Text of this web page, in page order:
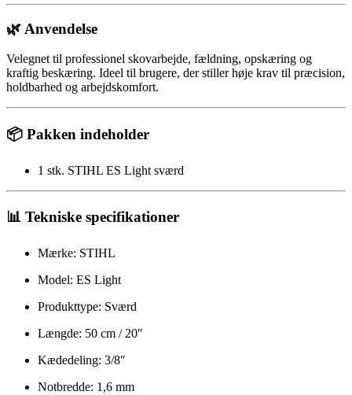
🌿 Anvendelse
Velegnet til professionel skovarbejde, fældning, opskæring og
kraftig beskæring. Ideel til brugere, der stiller høje krav til præcision,
holdbarhed og arbejdskomfort.
📦 Pakken indeholder
1 stk. STIHL ES Light sværd
📊 Tekniske specifikationer
Mærke: STIHL
Model: ES Light
Produkttype: Sværd
Længde: 50 cm / 20″
Kædedeling: 3/8″
Notbredde: 1,6 mm